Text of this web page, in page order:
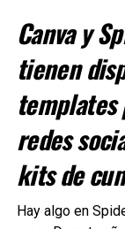
entidad maligna
Primigenio) ha
existe.
Antes de que
cobrará
números únicos
héroes de
Canva y
tienen
templates
redes
kits de
Hay algo en